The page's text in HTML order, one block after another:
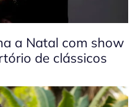
a Natal com show
de clássicos